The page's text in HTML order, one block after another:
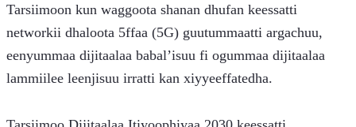
Tarsiimoon kun waggoota shanan dhufan keessatti
networkii dhaloota 5ffaa (5G) guutummaatti argachuu,
eenyummaa dijitaalaa babal’isuu fi ogummaa dijitaalaa
lammiilee leenjisuu irratti kan xiyyeeffatedha.